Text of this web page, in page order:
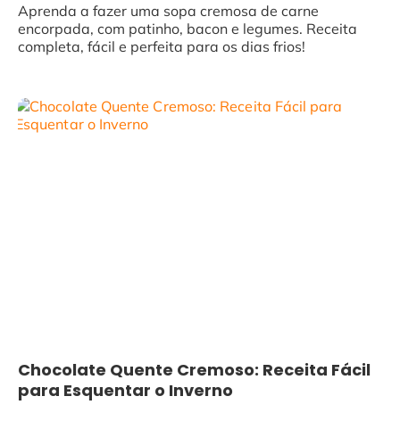
Aprenda a fazer uma sopa cremosa de carne
encorpada, com patinho, bacon e legumes. Receita
completa, fácil e perfeita para os dias frios!
Chocolate Quente Cremoso: Receita Fácil
para Esquentar o Inverno